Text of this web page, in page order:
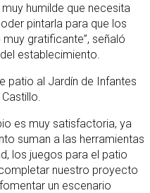
humilde que necesita
pintarla para que los
gratificante”, señaló
establecimiento.
patio al Jardín de Infantes
es muy satisfactoria, ya
suman a las herramientas
los juegos para el patio
nuestro proyecto
un escenario